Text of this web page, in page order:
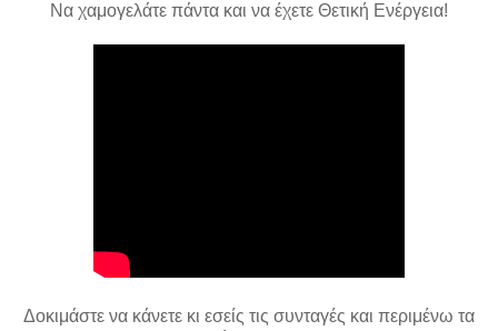
Να χαμογελάτε πάντα και να έχετε Θετική Ενέργεια!
Δοκιμάστε να κάνετε κι εσείς τις συνταγές και περιμένω τα